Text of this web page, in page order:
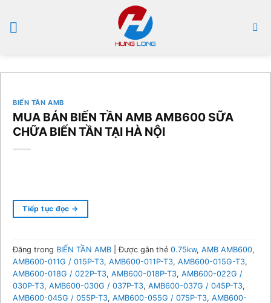
qua
nội
BIẾN TẦN AMB
MUA BÁN BIẾN TẦN AMB AMB600 SỮA
CHỮA BIẾN TẦN TẠI HÀ NỘI
Tiếp tục đọc →
Đăng trong BIẾN TẦN AMB |Được gắn thẻ 0.75kw, AMB AMB600,
AMB600-011G / 015P-T3, AMB600-011P-T3, AMB600-015G-T3,
AMB600-018G / 022P-T3, AMB600-018P-T3, AMB600-022G /
030P-T3, AMB600-030G / 037P-T3, AMB600-037G / 045P-T3,
AMB600-045G / 055P-T3, AMB600-055G / 075P-T3, AMB600-